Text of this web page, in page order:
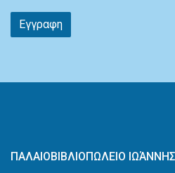
Εγγραφη
ΠΑΛΑΙΟΒΙΒΛΙΟΠΩΛΕΙΟ